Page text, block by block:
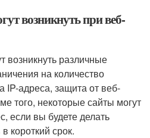
возникнуть при веб-
возникнуть различные
на количество
IP-адреса, защита от веб-
того, некоторые сайты могут
если вы будете делать
короткий срок.